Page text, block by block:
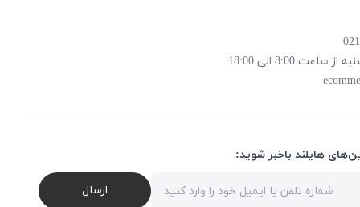
8:00 الی 18:00
هایلند باخبر شوید:
ارسال